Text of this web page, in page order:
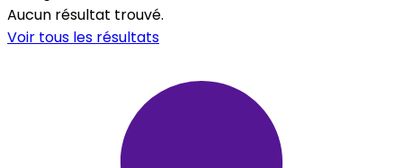
Aucun résultat trouvé.
Voir tous les résultats